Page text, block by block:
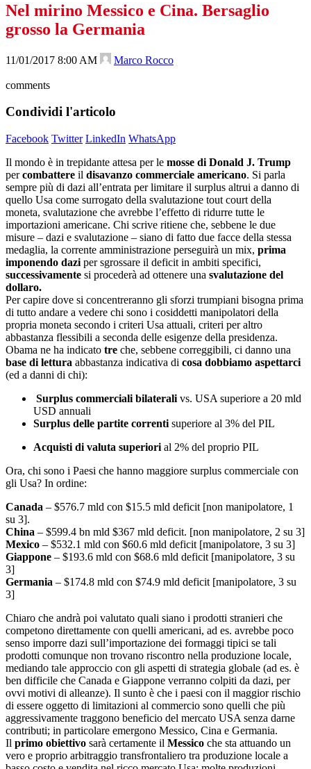
Nel mirino Messico e Cina. Bersaglio
grosso la Germania
11/01/2017 8:00 AM Marco Rocco
comments
Condividi l'articolo
Facebook Twitter LinkedIn WhatsApp
Il mondo è in trepidante attesa per le mosse di Donald J. Trump
percombattere il disavanzo commerciale americano. Si parla
sempre più di dazi all’entrata per limitare il surplus altrui a danno di
quello Usa come surrogato della svalutazione tout court della
moneta, svalutazione che avrebbe l’effetto di ridurre tutte le
importazioni americane. Chi scrive ritiene che, sebbene le due
misure – dazi e svalutazione – siano di fatto due facce della stessa
medaglia, la corrente amministrazione perseguirà un mix, prima
imponendo dazi per sgrossare il deficit in ambiti specifici,
successivamente si procederà ad ottenere una svalutazione del
dollaro.
Per capire dove si concentreranno gli sforzi trumpiani bisogna prima
di tutto andare a vedere chi sono i cosiddetti manipolatori della
propria moneta secondo i criteri Usa attuali, criteri per altro
abbastanza flessibili a seconda delle esigenze della presidenza.
Obama ne ha indicato tre che, sebbene correggibili, ci danno una
base di lettura abbastanza indicativa di cosa dobbiamo aspettarci
(ed a danni di chi):
Surplus commerciali bilaterali vs. USA superiore a 20 mld
USD annuali
Surplus delle partite correnti superiore al 3% del PIL
Acquisti di valuta superiori al 2% del proprio PIL
Ora, chi sono i Paesi che hanno maggiore surplus commerciale con
gli Usa? In ordine:
Canada – $576.7 mld con $15.5 mld deficit [non manipolatore, 1
su 3].
China – $599.4 bn mld $367 mld deficit. [non manipolatore, 2 su 3]
Mexico – $532.1 mld con $60.6 mld deficit [manipolatore, 3 su 3]
Giappone – $193.6 mld con $68.6 mld deficit [manipolatore, 3 su
3]
Germania – $174.8 mld con $74.9 mld deficit [manipolatore, 3 su
3]
Chiaro che andrà poi valutato quali siano i prodotti stranieri che
competono direttamente con quelli americani, ad es. avrebbe poco
senso imporre dazi sull’importazione dei formaggi tipici se tali
prodotti comunque non trovano riscontro nella produzione locale,
mediando tale approccio con gli aspetti di strategia globale (ad es. è
ben difficile che Canada e Giappone verranno colpiti da dazi, per
ovvi motivi di alleanze). Il sunto è che i paesi con il maggior rischio
di essere oggetto di limitazioni al commercio sono quelli che più
aggressivamente traggono beneficio del mercato USA senza darne
contributi; in particolare emergono Messico, Cina e Germania.
Il primo obiettivo sarà certamente il Messico che sta attuando un
vero e proprio arbitraggio transfrontaliero tra produzione locale a